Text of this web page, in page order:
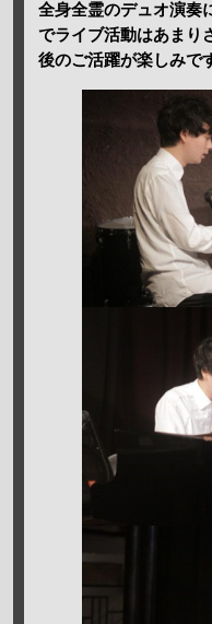
全身全霊のデュオ演奏
でライブ活動はあまり
後のご活躍が楽しみで